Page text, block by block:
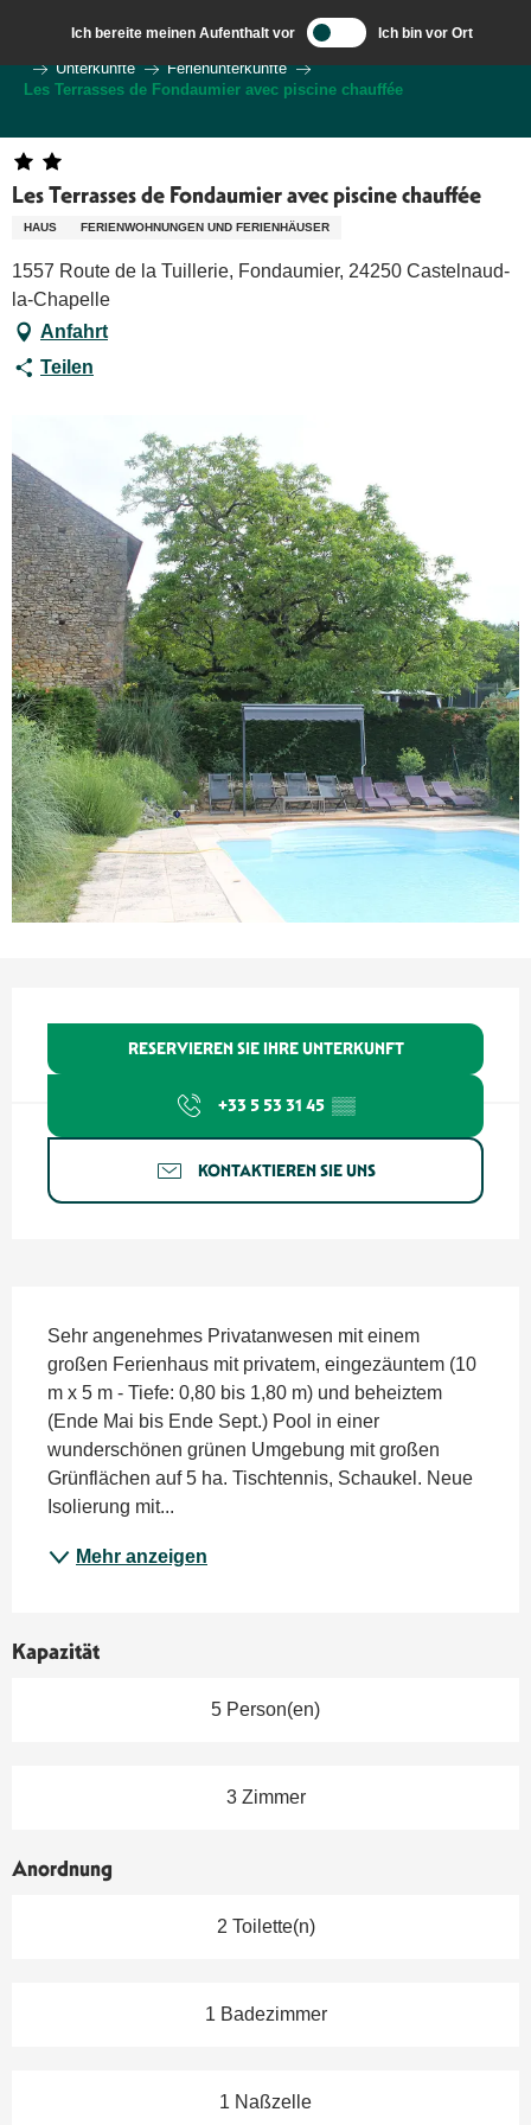
contenu
principal
Ich bereite meinen Aufenthalt vor Ich bin vor Ort
Ich bereite meine Reise vor
Unterkünfte
Ferienunterkünfte
Les Terrasses de Fondaumier avec piscine chauffée
Les Terrasses de Fondaumier avec piscine chauffée
HAUS FERIENWOHNUNGEN UND FERIENHÄUSER
1557 Route de la Tuillerie, Fondaumier, 24250 Castelnaud-
la-Chapelle
Anfahrt
Teilen
RESERVIEREN SIE IHRE UNTERKUNFT
+33 5 53 31 45 ▒▒
KONTAKTIEREN SIE UNS
Sehr angenehmes Privatanwesen mit einem
großen Ferienhaus mit privatem, eingezäuntem (10
m x 5 m - Tiefe: 0,80 bis 1,80 m) und beheiztem
(Ende Mai bis Ende Sept.) Pool in einer
wunderschönen grünen Umgebung mit großen
Grünflächen auf 5 ha. Tischtennis, Schaukel. Neue
Isolierung mit...
Mehr anzeigen
Kapazität
5 Person(en)
3 Zimmer
Anordnung
2 Toilette(n)
1 Badezimmer
1 Naßzelle